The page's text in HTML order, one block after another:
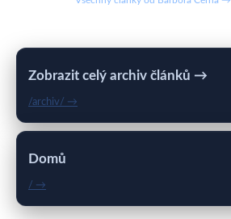
Zobrazit celý archiv článků →
/archiv/ →
Domů
/ →